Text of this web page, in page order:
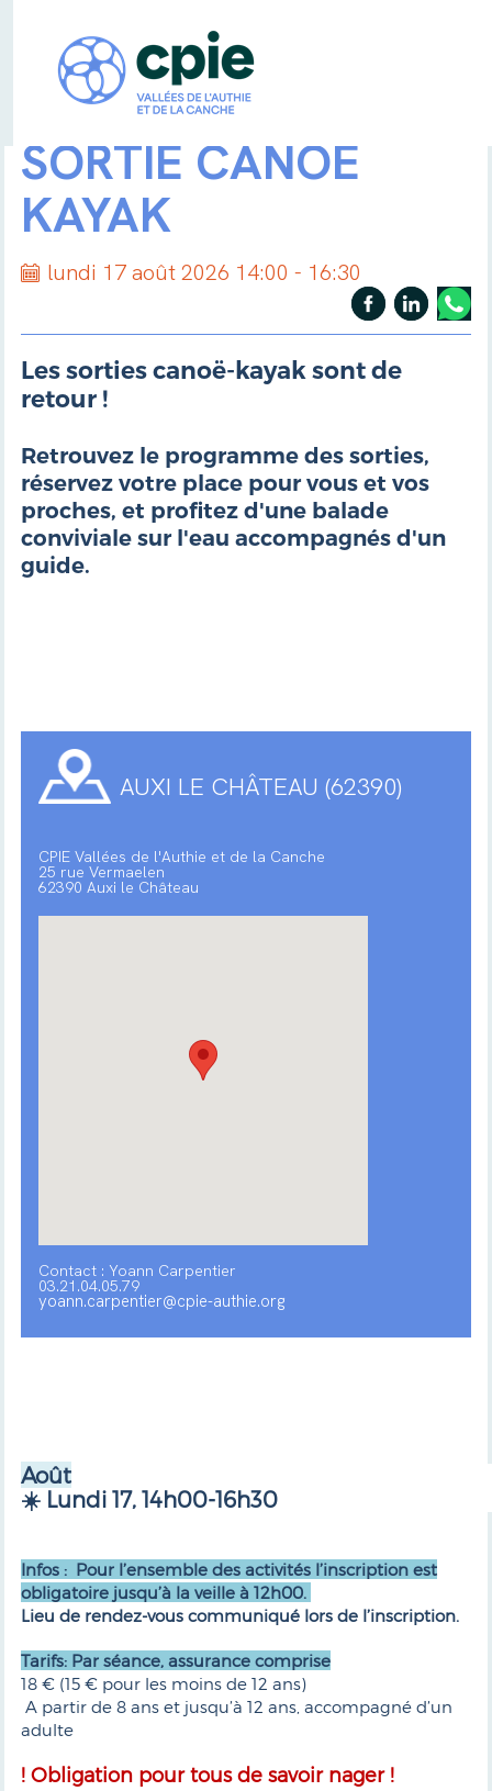
SORTIE CANOË
KAYAK
lundi 17 août 2026 14:00 - 16:30
Les sorties canoë-kayak sont de
retour !
Retrouvez le programme des sorties,
réservez votre place pour vous et vos
proches, et profitez d'une balade
conviviale sur l'eau accompagnés d'un
guide.
AUXI LE CHÂTEAU (62390)
CPIE Vallées de l'Authie et de la Canche
25 rue Vermaelen
62390 Auxi le Château
Contact : Yoann Carpentier
03.21.04.05.79
yoann.carpentier@cpie-authie.org
Août
☀️ Lundi 17, 14h00-16h30
Infos : Pour l’ensemble des activités l’inscription est
obligatoire jusqu’à la veille à 12h00.
Lieu de rendez-vous communiqué lors de l’inscription.
Tarifs: Par séance, assurance comprise
18 € (15 € pour les moins de 12 ans)
A partir de 8 ans et jusqu’à 12 ans, accompagné d’un
adulte
! Obligation pour tous de savoir nager !